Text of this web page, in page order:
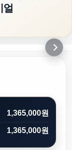
얼
다음
1,365,000원
1,365,000원